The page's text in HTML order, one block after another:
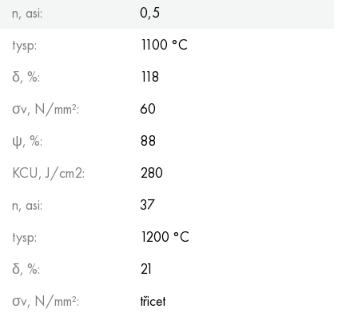
n, asi:
0,5
tysp:
1100 °С
δ, %:
118
σv, N/mm²:
60
ψ, %:
88
KCU, J/cm2:
280
n, asi:
37
tysp:
1200 °С
δ, %:
21
σv, N/mm²:
třicet